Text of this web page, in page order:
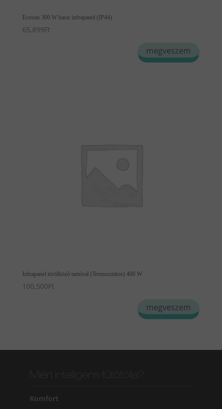
Ecosun 300 W basic infrapanel (IP44)
65,899Ft
megveszem
Infrapanel törölköző tartóval (Termosztátos) 400 W
100,500Ft
megveszem
Komfort